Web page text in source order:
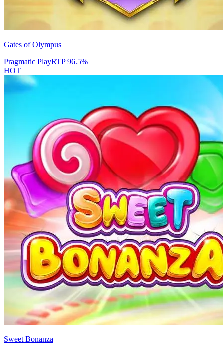
Gates of Olympus
Pragmatic PlayRTP96.5%
HOT
Sweet Bonanza